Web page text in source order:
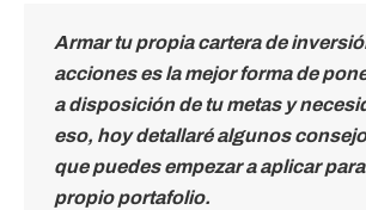
Armar tu propia cartera de
acciones es la mejor forma de
a disposición de tu metas y
eso, hoy detallaré algunos
que puedes empezar a aplicar
propio portafolio.